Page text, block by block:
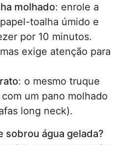
molhado: enrole a
toalha úmido e
por 10 minutos.
exige atenção para
: o mesmo truque
um pano molhado
long neck).
sobrou água gelada?